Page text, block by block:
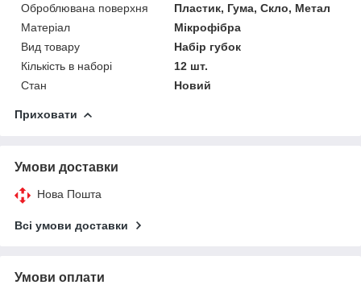
Оброблювана поверхня
Пластик, Гума, Скло, Метал
Матеріал
Мікрофібра
Вид товару
Набір губок
Кількість в наборі
12 шт.
Стан
Новий
Приховати
Умови доставки
Нова Пошта
Всі умови доставки
Умови оплати